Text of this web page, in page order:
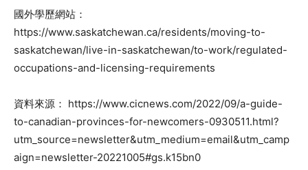
國外學歷網站：
https://www.saskatchewan.ca/residents/moving-to-
saskatchewan/live-in-saskatchewan/to-work/regulated-
occupations-and-licensing-requirements
資料來源： https://www.cicnews.com/2022/09/a-guide-
to-canadian-provinces-for-newcomers-0930511.html?
utm_source=newsletter&utm_medium=email&utm_camp
aign=newsletter-20221005#gs.k15bn0